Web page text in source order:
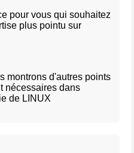
pour vous qui souhaitez
plus pointu sur
montrons d'autres points
nécessaires dans
de LINUX